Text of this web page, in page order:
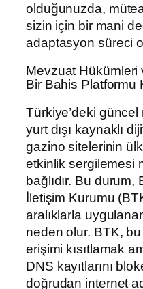
olduğunuzda,
sizin için bir mani
adaptasyon süreci
Mevzuat Hükümleri
Bir Bahis Platformu
Türkiye’deki
yurt dışı kaynaklı
gazino sitelerinin
etkinlik sergilemesi
bağlıdır. Bu
İletişim Kurumu
aralıklarla
neden olur. BTK,
erişimi kısıtlamak
DNS kayıtlarını
doğrudan internet